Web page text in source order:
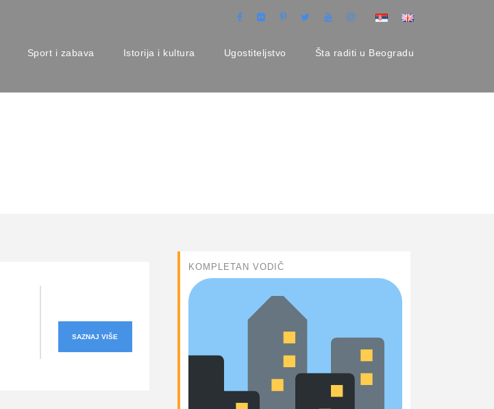
Sport i zabava Istorija i kultura Ugostiteljstvo Šta raditi u Beogradu
SAZNAJ VIŠE
KOMPLETAN VODIČ